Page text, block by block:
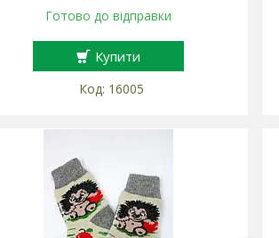
Готово до відправки
Купити
16005